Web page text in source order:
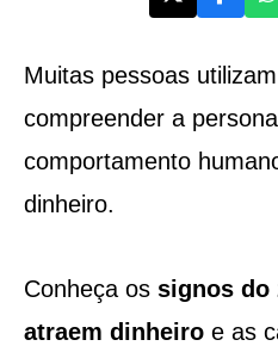
Muitas pessoas
compreender a
comportamento
dinheiro.
Conheça os signos do
atraem dinheiro e as